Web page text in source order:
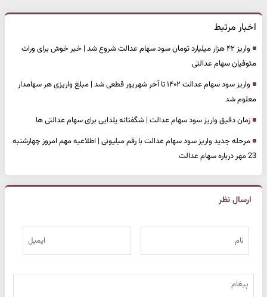
اخبار مرتبط
واریز ۴۲ هزار میلیارد تومان سود سهام عدالت شروع شد | خبر خوش برای وراث
متوفیان سهام عدالتی
واریز سود سهام عدالت ۱۴۰۲ تا آخر شهریور قطعی شد | مبلغ واریزی هر سهامدار
معلوم شد
زمان دقیق واریز سود سهام عدالت | شگفتانه یلدایی برای سهام عدالتی ها
مرحله جدید واریز سود سهام عدالت با رقم میلیونی | اطلاعیه مهم امروز چهارشنبه
23 مهر درباره سهام عدالت
ارسال نظر